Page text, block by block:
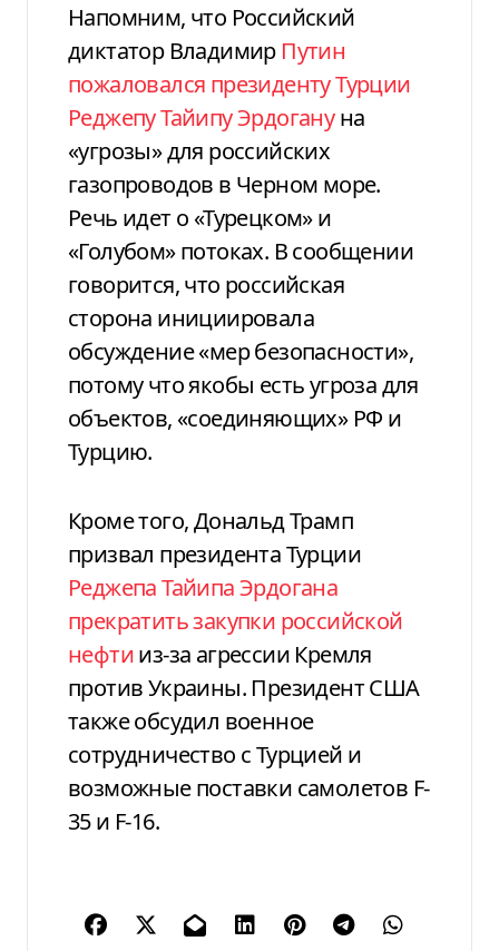
Напомним, что Российский
диктатор Владимир Путин
пожаловался президенту Турции
Реджепу Тайипу Эрдогануна
«угрозы» для российских
газопроводов в Черном море.
Речь идет о «Турецком» и
«Голубом» потоках. В сообщении
говорится, что российская
сторона инициировала
обсуждение «мер безопасности»,
потому что якобы есть угроза для
объектов, «соединяющих» РФ и
Турцию.
Кроме того, Дональд Трамп
призвал президента Турции
Реджепа Тайипа Эрдогана
прекратить закупки российской
нефтииз-за агрессии Кремля
против Украины. Президент США
также обсудил военное
сотрудничество с Турцией и
возможные поставки самолетов F-
35 и F-16.